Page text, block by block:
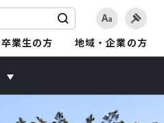
卒業生の方 地域・企業の方